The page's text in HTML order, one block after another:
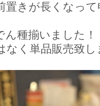
置きが長くなっ
種揃いました！
なく単品販売致し